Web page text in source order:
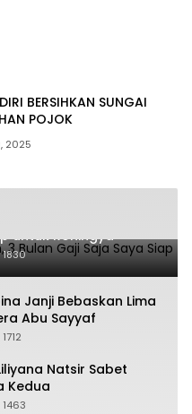
BERSIHKAN SUNGAI
POJOK
2025
1 Bulan, 3 Bulan
untuk Rohingya
1830
Janji Bebaskan Lima
Abu Sayyaf
1712
Natsir Sabet
Kedua
1463